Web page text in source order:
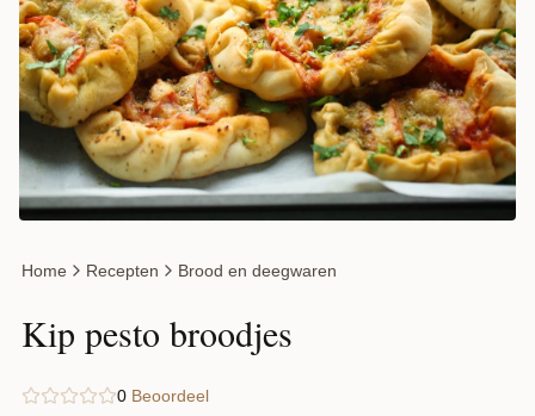
Home Recepten Brood en deegwaren
Kip pesto broodjes
0 Beoordeel